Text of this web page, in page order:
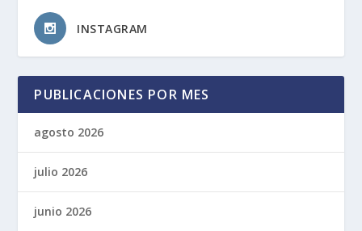
INSTAGRAM
PUBLICACIONES POR MES
agosto 2026
julio 2026
junio 2026